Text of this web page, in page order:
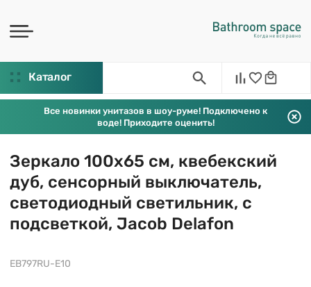
Каталог
Все новинки унитазов в шоу-руме! Подключено к
воде! Приходите оценить!
Зеркало 100х65 см, квебекский
дуб, сенсорный выключатель,
светодиодный светильник, с
подсветкой, Jacob Delafon
EB797RU-E10